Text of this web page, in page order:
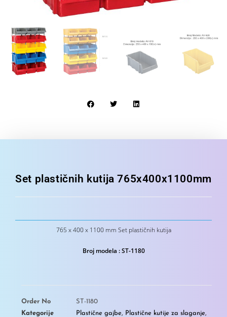
Set plastičnih kutija 765x400x1100mm
765 x 400 x 1100 mm Set plastičnih kutija
Broj modela : ST-1180
Order No
ST-1180
Kategorije
Plastične gajbe, Plastične kutije za slaganje,